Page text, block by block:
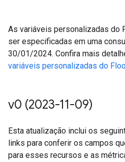
As variáveis personalizadas do
ser especificadas em uma
30/01/2024. Confira mais
variáveis personalizadas do
v0 (2023-11-09)
Esta atualização inclui os
links para conferir os campos
para esses recursos e as